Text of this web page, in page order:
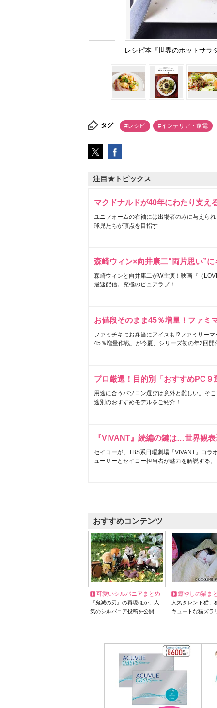
レシピ本『世界のホットサラ
タグ #レシピ #インテリア・家電
注目★トピックス
マクドナルドが40年にわたり支え
ユニフォームの右袖には出場者のみに与えら
球児たちが頂点を目指す
森崎ウィン×向井康二“両片思い”
森崎ウィンと向井康二がW主演！映画『（
最速配信。究極のピュアラブ！
お値段そのまま45％増量！ファミ
ファミチキにお弁当にアイスも!?ファミリー
45％増量作戦」が今夏、シリーズ初の年2回開
プロ厳選！目的別「おすすめPC９
用途に合うパソコン選びは意外と難しい。そ
途別のおすすめモデルをご紹介！
『VIVANT』続編の鍵は…世界観
セイコーが、TBS系日曜劇場『VIVANT』コラ
ューサーとセイコー担当者が魅力を解説する。
おすすめコンテンツ
可愛いシルバニアまとめ
『鬼滅の刃』の再現ほか、人
気のシルバニア投稿を公開
癒やしの猫ま
人気タレント猫
キュートな猫ズラ